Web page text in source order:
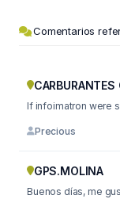
Comentarios
CARBURANTES
If infoimatron were
Precious
GPS.MOLINA
Buenos días, me gustaria saber el correo electrónico para poder